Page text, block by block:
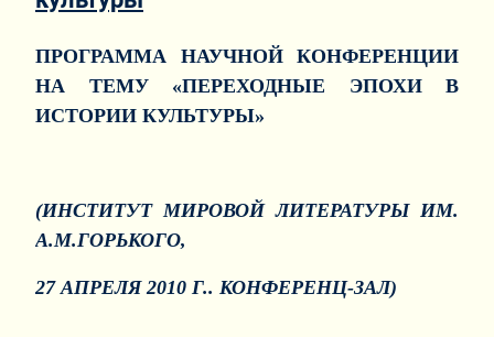
ПРОГРАММА НАУЧНОЙ КОНФЕРЕНЦИИ
НА ТЕМУ «ПЕРЕХОДНЫЕ ЭПОХИ В
ИСТОРИИ КУЛЬТУРЫ»
(ИНСТИТУТ МИРОВОЙ ЛИТЕРАТУРЫ ИМ.
А.М.ГОРЬКОГО,
27 АПРЕЛЯ 2010 Г.. КОНФЕРЕНЦ-ЗАЛ)